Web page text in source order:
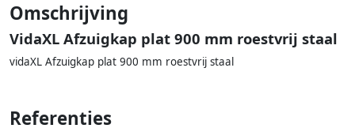
Omschrijving
VidaXL Afzuigkap plat 900 mm roestvrij staal
vidaXL Afzuigkap plat 900 mm roestvrij staal
Referenties